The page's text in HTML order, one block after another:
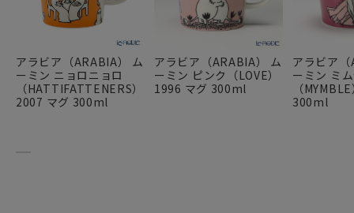
アラビア（ARABIA） ム
ーミン ニョロニョロ
（HATTIFATTENERS）
2007 マグ 300ml
アラビア（ARABIA） ム
ーミン ピンク（LOVE）
1996 マグ 300ml
アラビア
ーミン ミ
（
300ml